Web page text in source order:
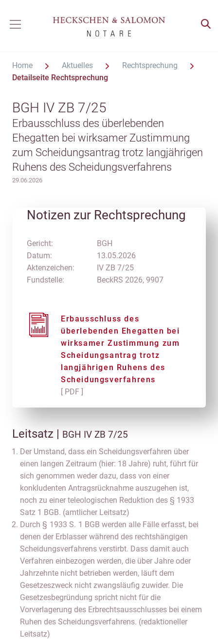
Home Aktuelles
Rechtsprechung
Detailseite Rechtsprechung
BGH IV ZB 7/25
Erbausschluss des überlebenden
Ehegatten bei wirksamer Zustimmung
zum Scheidungsantrag trotz langjährigen
Ruhens des Scheidungsverfahrens
29.06.2026
Notizen zur Rechtsprechung
Gericht:
Datum:
Aktenzeichen:
Fundstelle:
BGH
13.05.2026
IV ZB 7/25
BeckRS 2026, 9907
Erbausschluss des
überlebenden Ehegatten bei
wirksamer Zustimmung zum
Scheidungsantrag trotz
langjährigen Ruhens des
Scheidungsverfahrens
[ PDF ]
Leitsatz | BGH IV ZB 7/25
Der Umstand, dass ein Scheidungsverfahren über
einen langen Zeitraum (hier: 18 Jahre) ruht, führt für
sich genommen weder dazu, dass von einer
konkludenten Antragsrücknahme auszugehen ist,
noch zu einer teleologischen Reduktion des § 1933
Satz 1 BGB. (amtlicher Leitsatz)
Durch § 1933 S. 1 BGB werden alle Fälle erfasst, bei
denen der Erblasser während des rechtshängigen
Scheidungsverfahrens verstirbt. Dass damit auch
Verfahren einbezogen werden, die über Jahre oder
Jahrzehnte nicht betrieben werden, läuft dem
Gesetzeszweck nicht zwangsläufig zuwider. Die
Gesetzesbegründung spricht nicht für die
Vorverlagerung des Erbrechtsausschlusses bei einem
Ruhen des Scheidungsverfahrens. (redaktioneller
Leitsatz)